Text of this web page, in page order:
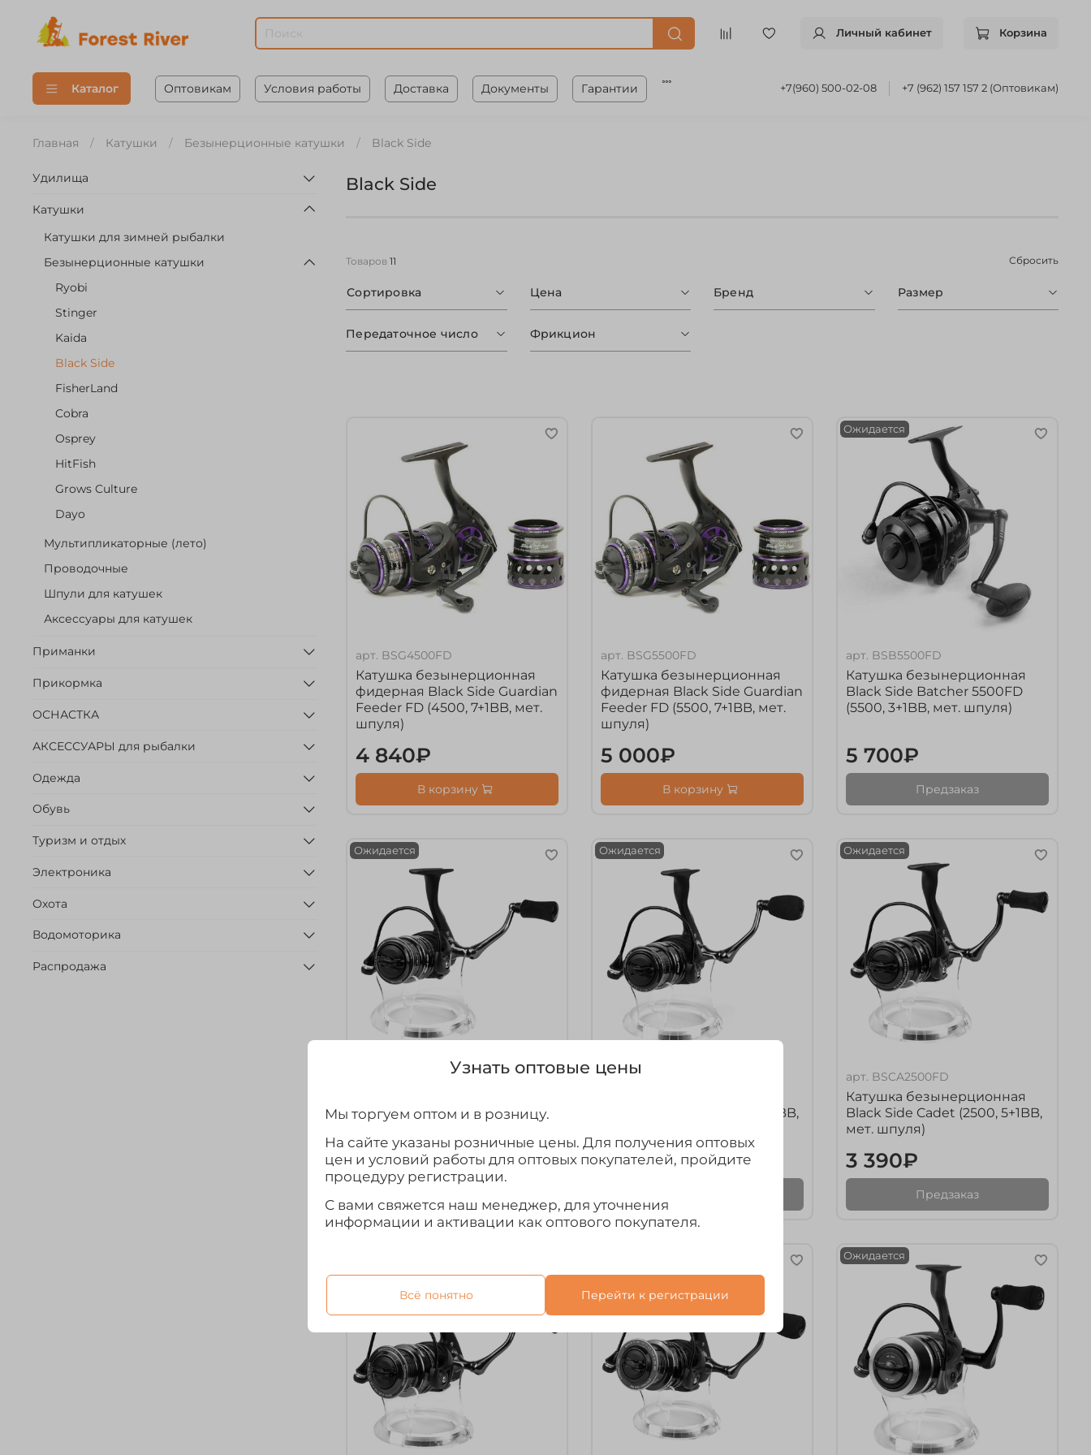
Личный кабинет Корзина
Каталог Оптовикам Условия работы Доставка Документы Гарантии +7(960) 500-02-08 +7 (962) 157 157 2 (Оптовикам)
Главная Катушки Безынерционные катушки Black Side
Black Side
Товаров11 Сбросить
Сортировка Цена Бренд Размер
Передаточное число Фрикцион
арт. BSG4500FD
Катушка безынерционная
фидерная Black Side Guardian
Feeder FD (4500, 7+1BB, мет.
шпуля)
4 840₽
В корзину
арт. BSG5500FD
Катушка безынерционная
фидерная Black Side Guardian
Feeder FD (5500, 7+1BB, мет.
шпуля)
5 000₽
В корзину
Ожидается
арт. BSB5500FD
Катушка безынерционная
Black Side Batcher 5500FD
(5500, 3+1BB, мет. шпуля)
5 700₽
Предзаказ
Ожидается
BSCA1000FD
Black Side Cadet (1000, 5+1BB,
2 430₽
Ожидается
арт.BSCA2000FD
Black Side Cadet (2000, 5+1BB,
2 480₽
Ожидается
арт. BSCA2500FD
Катушка безынерционная
Black Side Cadet (2500, 5+1BB,
мет. шпуля)
3 390₽
Предзаказ
Ожидается
Удилища
Катушки
Катушки для зимней рыбалки
Безынерционные катушки
Ryobi
Stinger
Kaida
Black Side
FisherLand
Cobra
Osprey
HitFish
Grows Culture
Dayo
Мультипликаторные (лето)
Проводочные
Шпули для катушек
Аксессуары для катушек
Приманки
Прикормка
ОСНАСТКА
АКСЕССУАРЫ для рыбалки
Одежда
Обувь
Туризм и отдых
Электроника
Охота
Водомоторика
Распродажа
Узнать оптовые цены
Мы торгуем оптом и в розницу.
На сайте указаны розничные цены. Для получения оптовых
цен и условий работы для оптовых покупателей, пройдите
процедуру регистрации.
С вами свяжется наш менеджер, для уточнения
информации и активации как оптового покупателя.
Всё понятно Перейти к регистрации